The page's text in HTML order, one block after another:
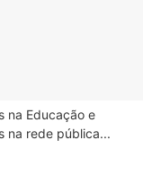
na Educação e
na rede pública...